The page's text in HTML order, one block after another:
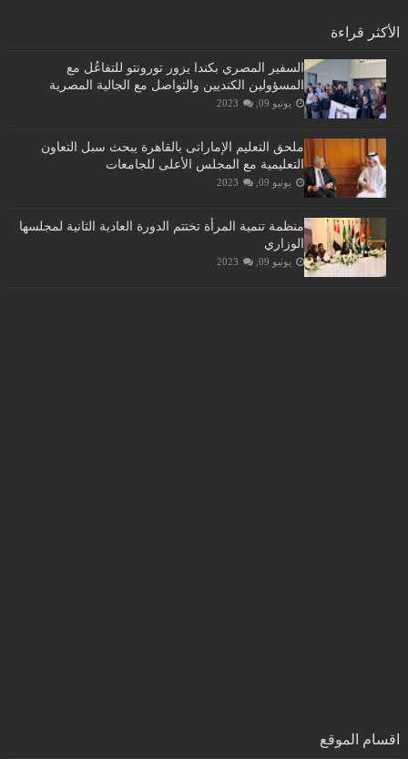
الأكثر قراءة
السفير المصري بكندا يزور تورونتو للتفاعُل مع
المسؤولين الكنديين والتواصل مع الجالية المصرية
يونيو 09, 2023
ملحق التعليم الإماراتى بالقاهرة يبحث سبل التعاون
التعليمية مع المجلس الأعلى للجامعات
يونيو 09, 2023
منظمة تنمية المرأة تختتم الدورة العادية الثانية لمجلسها
الوزاري
يونيو 09, 2023
اقسام الموقع